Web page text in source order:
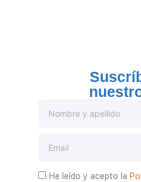
He leído y acepto la